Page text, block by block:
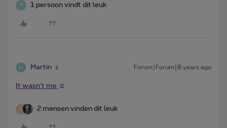
W 1 persoon vindt dit leuk
Martin Forum|Forum|8 years ago
It wasn't me ☺️
J 2 mensen vinden dit leuk